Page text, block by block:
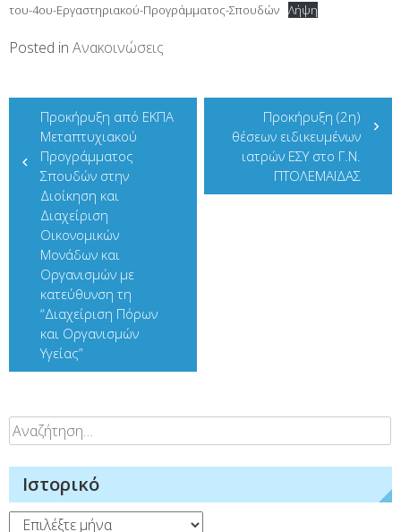
του-4ου-Εργαστηριακού-Προγράμματος-Σπουδών Λήψη
Posted in Ανακοινώσεις
Πλοήγηση
άρθρων
Προκήρυξη από ΕΚΠΑ
Μεταπτυχιακού
Προγράμματος
Σπουδών στην
Διοίκηση και
Διαχείριση
Οικονομικών
Μονάδων και
Οργανισμών με
κατεύθυνση τη
“Διαχείριση Πόρων
και Οργανισμών
Υγείας”
Προκήρυξη (2η)
θέσεων ειδικευμένων
ιατρών ΕΣΥ στο Γ.Ν.
ΠΤΟΛΕΜΑΪΔΑΣ
Αναζήτηση
για:
Ιστορικό
Ιστορικό